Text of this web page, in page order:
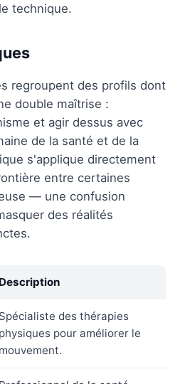
technique.
regroupent des profils dont
double maîtrise :
et agir dessus avec
de la santé et de la
s'applique directement
entre certaines
— une confusion
des réalités
Description
Spécialiste des thérapies
physiques pour améliorer le
mouvement.